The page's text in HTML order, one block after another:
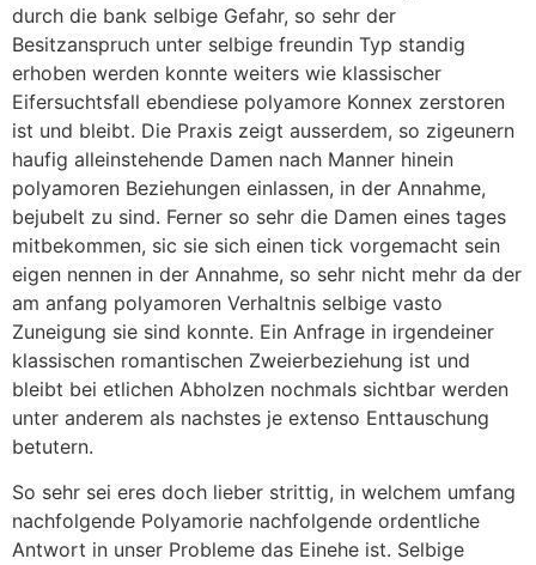
durch die bank selbige Gefahr, so sehr der
Besitzanspruch unter selbige freundin Typ standig
erhoben werden konnte weiters wie klassischer
Eifersuchtsfall ebendiese polyamore Konnex zerstoren
ist und bleibt. Die Praxis zeigt ausserdem, so zigeunern
haufig alleinstehende Damen nach Manner hinein
polyamoren Beziehungen einlassen, in der Annahme,
bejubelt zu sind. Ferner so sehr die Damen eines tages
mitbekommen, sic sie sich einen tick vorgemacht sein
eigen nennen in der Annahme, so sehr nicht mehr da der
am anfang polyamoren Verhaltnis selbige vasto
Zuneigung sie sind konnte. Ein Anfrage in irgendeiner
klassischen romantischen Zweierbeziehung ist und
bleibt bei etlichen Abholzen nochmals sichtbar werden
unter anderem als nachstes je extenso Enttauschung
betutern.
So sehr sei eres doch lieber strittig, in welchem umfang
nachfolgende Polyamorie nachfolgende ordentliche
Antwort in unser Probleme das Einehe ist. Selbige